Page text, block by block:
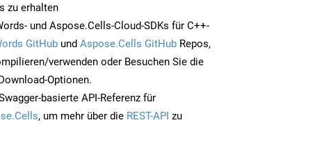
zu erhalten
und Aspose.Cells-Cloud-SDKs für C++-
GitHub und Aspose.Cells GitHub Repos,
verwenden oder Besuchen Sie die
Optionen.
basierte API-Referenz für
, um mehr über die REST-API zu